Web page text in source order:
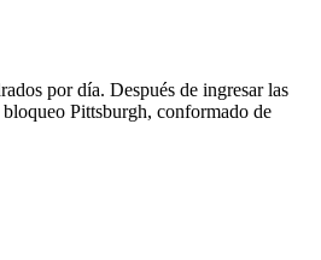
por día. Después de ingresar las
Pittsburgh, conformado de